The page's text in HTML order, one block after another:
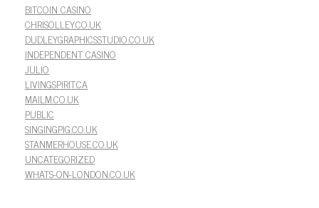
BITCOIN CASINO
CHRISOLLEY.CO.UK
DUDLEYGRAPHICSSTUDIO.CO.UK
INDEPENDENT CASINO
JULIO
LIVINGSPIRIT.CA
MAILM.CO.UK
PUBLIC
SINGINGPIG.CO.UK
STANMERHOUSE.CO.UK
UNCATEGORIZED
WHATS-ON-LONDON.CO.UK